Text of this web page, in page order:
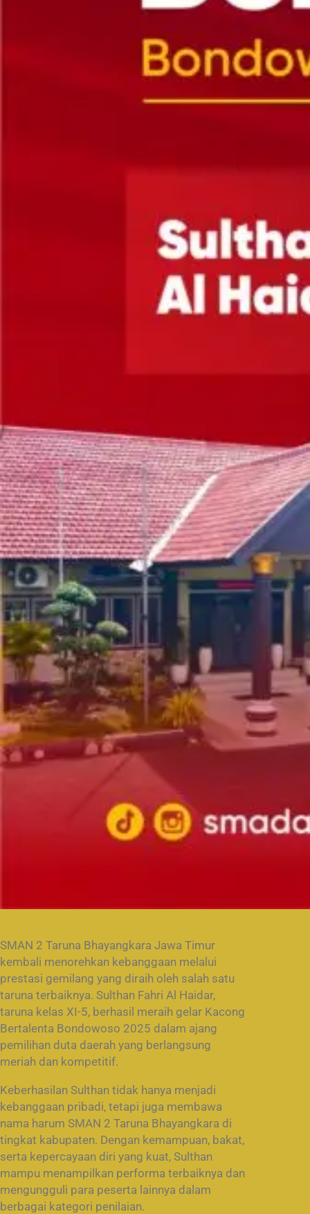
SMAN 2 Taruna Bhayangkara Jawa Timur
kembali menorehkan kebanggaan melalui
prestasi gemilang yang diraih oleh salah satu
taruna terbaiknya. Sulthan Fahri Al Haidar,
taruna kelas XI-5, berhasil meraih gelar Kacong
Bertalenta Bondowoso 2025 dalam ajang
pemilihan duta daerah yang berlangsung
meriah dan kompetitif.
Keberhasilan Sulthan tidak hanya menjadi
kebanggaan pribadi, tetapi juga membawa
nama harum SMAN 2 Taruna Bhayangkara di
tingkat kabupaten. Dengan kemampuan, bakat,
serta kepercayaan diri yang kuat, Sulthan
mampu menampilkan performa terbaiknya dan
mengungguli para peserta lainnya dalam
berbagai kategori penilaian.